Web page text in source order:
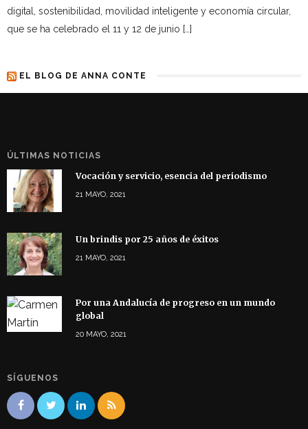
digital, sostenibilidad, movilidad inteligente y economía circular,
que se ha celebrado el 11 y 12 de junio […]
EL BLOG DE ANNA CONTE
ÚLTIMAS NOTICIAS
Vocación y servicio, esencia del periodismo
21 MAYO, 2021
Un brindis por 25 años de éxitos
21 MAYO, 2021
Por una Andalucía de progreso en un mundo
global
20 MAYO, 2021
SÍGUENOS